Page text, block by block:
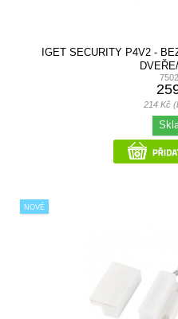
IGET SECURITY P4V2 -
214 Kč
NOVÉ